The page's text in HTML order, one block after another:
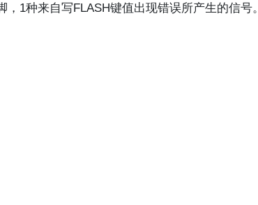
1种来自写FLASH键值出现错误所产生的信号。